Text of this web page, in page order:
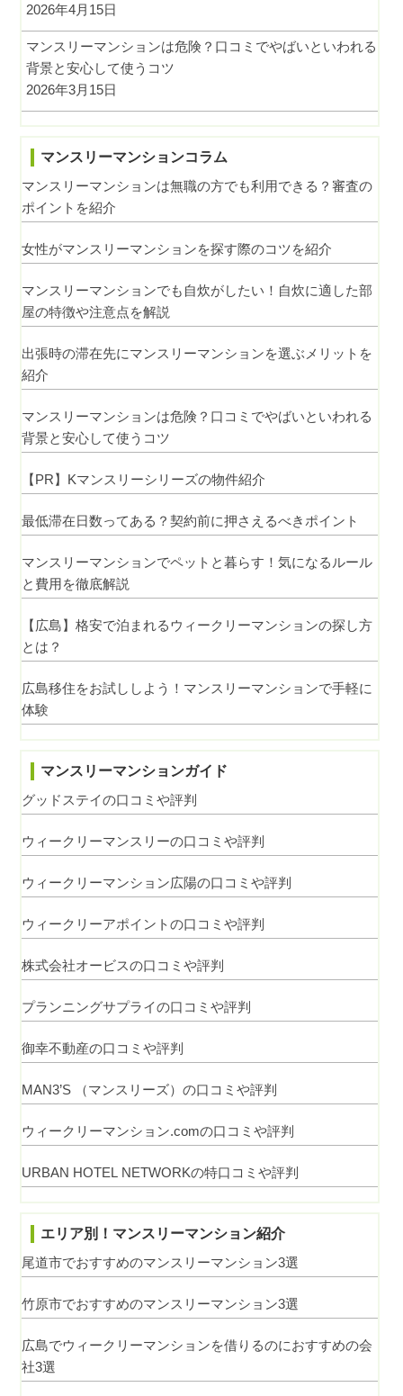
2026年4月15日
マンスリーマンションは危険？口コミでやばいといわれる
背景と安心して使うコツ
2026年3月15日
マンスリーマンションコラム
マンスリーマンションは無職の方でも利用できる？審査の
ポイントを紹介
女性がマンスリーマンションを探す際のコツを紹介
マンスリーマンションでも自炊がしたい！自炊に適した部
屋の特徴や注意点を解説
出張時の滞在先にマンスリーマンションを選ぶメリットを
紹介
マンスリーマンションは危険？口コミでやばいといわれる
背景と安心して使うコツ
【PR】Kマンスリーシリーズの物件紹介
最低滞在日数ってある？契約前に押さえるべきポイント
マンスリーマンションでペットと暮らす！気になるルール
と費用を徹底解説
【広島】格安で泊まれるウィークリーマンションの探し方
とは？
広島移住をお試ししよう！マンスリーマンションで手軽に
体験
マンスリーマンションガイド
グッドステイの口コミや評判
ウィークリーマンスリーの口コミや評判
ウィークリーマンション広陽の口コミや評判
ウィークリーアポイントの口コミや評判
株式会社オービスの口コミや評判
プランニングサプライの口コミや評判
御幸不動産の口コミや評判
MAN3’S （マンスリーズ）の口コミや評判
ウィークリーマンション.comの口コミや評判
URBAN HOTEL NETWORKの特口コミや評判
エリア別！マンスリーマンション紹介
尾道市でおすすめのマンスリーマンション3選
竹原市でおすすめのマンスリーマンション3選
広島でウィークリーマンションを借りるのにおすすめの会
社3選